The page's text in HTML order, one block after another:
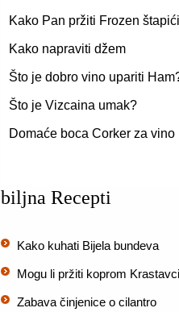
Kako Pan pržiti Frozen
Kako napraviti džem
Što je dobro vino upariti
Što je Vizcaina umak?
Domaće boca Corker za vino
biljna Recepti
Kako kuhati Bijela bundeva
Mogu li pržiti koprom
Zabava činjenice o cilantro